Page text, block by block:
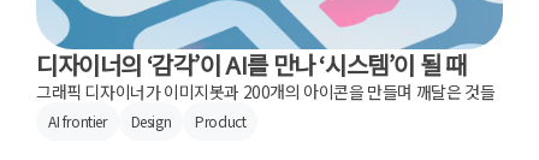
디자이너의 ‘감각’이 AI를 만나 ‘시스템’이 될 때
그래픽 디자이너가 이미지봇과 200개의 아이콘을 만들며 깨달은 것들
AI frontier Design Product